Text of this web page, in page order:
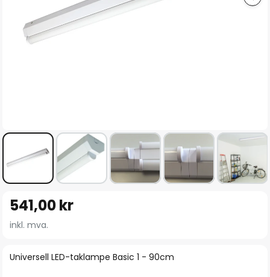
begynnelsen
bildegalleri
Universell LED-taklampe Basic 1 - 90cm
541,00 kr
inkl. mva.